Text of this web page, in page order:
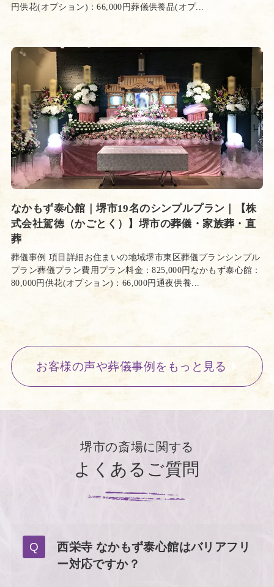
円供花(オプション)：66,000円葬儀供養品(オプ...
なかもず泰心館｜堺市19名のシンプルプラン｜【株
式会社駕徳（かごとく）】堺市の葬儀・家族葬・直
葬
葬儀事例 項目詳細お住まいの地域堺市東区葬儀プランシンプル
プラン葬儀プラン費用プラン料金：825,000円なかもず泰心館：
80,000円供花(オプション)：66,000円通夜供養...
お客様の声や葬儀事例をもっと見る
堺市の斎場に関する
よくあるご質問
西栄寺 なかもず泰心館はバリアフリ
ー対応ですか？